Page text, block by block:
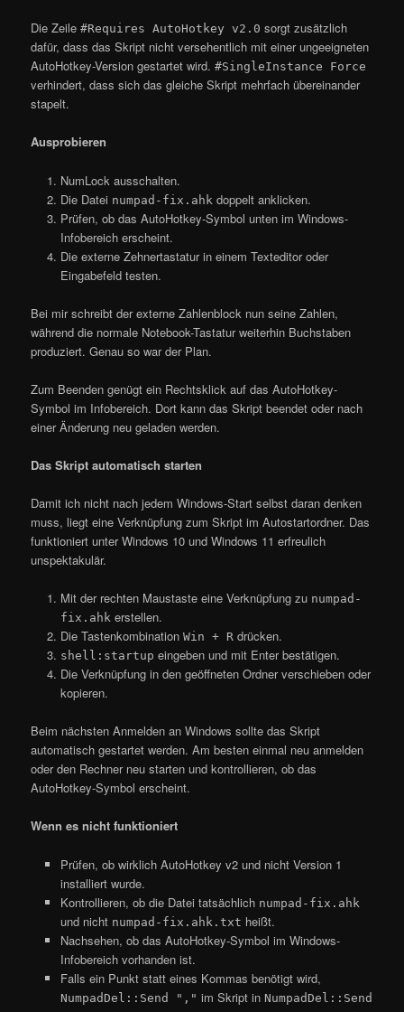
Die Zeile#Requires AutoHotkey v2.0 sorgt zusätzlich
dafür, dass das Skript nicht versehentlich mit einer ungeeigneten
AutoHotkey-Version gestartet wird.#SingleInstance Force
verhindert, dass sich das gleiche Skript mehrfach übereinander
stapelt.
Ausprobieren
NumLock ausschalten.
Die Datei numpad-fix.ahk doppelt anklicken.
Prüfen, ob das AutoHotkey-Symbol unten im Windows-
Infobereich erscheint.
Die externe Zehnertastatur in einem Texteditor oder
Eingabefeld testen.
Bei mir schreibt der externe Zahlenblock nun seine Zahlen,
während die normale Notebook-Tastatur weiterhin Buchstaben
produziert. Genau so war der Plan.
Zum Beenden genügt ein Rechtsklick auf das AutoHotkey-
Symbol im Infobereich. Dort kann das Skript beendet oder nach
einer Änderung neu geladen werden.
Das Skript automatisch starten
Damit ich nicht nach jedem Windows-Start selbst daran denken
muss, liegt eine Verknüpfung zum Skript im Autostartordner. Das
funktioniert unter Windows 10 und Windows 11 erfreulich
unspektakulär.
Mit der rechten Maustaste eine Verknüpfung zu numpad-
fix.ahkerstellen.
Die Tastenkombination Win + Rdrücken.
shell:startup eingeben und mit Enter bestätigen.
Die Verknüpfung in den geöffneten Ordner verschieben oder
kopieren.
Beim nächsten Anmelden an Windows sollte das Skript
automatisch gestartet werden. Am besten einmal neu anmelden
oder den Rechner neu starten und kontrollieren, ob das
AutoHotkey-Symbol erscheint.
Wenn es nicht funktioniert
Prüfen, ob wirklich AutoHotkey v2 und nicht Version 1
installiert wurde.
Kontrollieren, ob die Datei tatsächlich numpad-fix.ahk
und nicht numpad-fix.ahk.txt heißt.
Nachsehen, ob das AutoHotkey-Symbol im Windows-
Infobereich vorhanden ist.
Falls ein Punkt statt eines Kommas benötigt wird,
NumpadDel::Send "," im Skript in NumpadDel::Send